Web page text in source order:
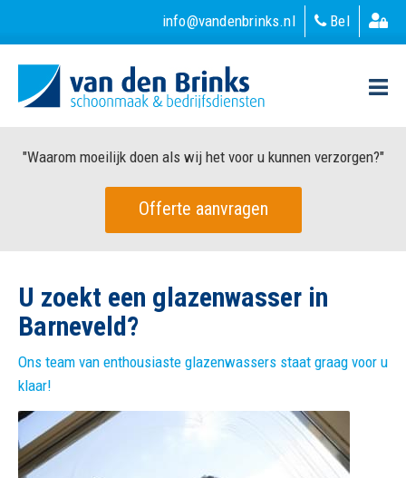
Bel
info@vandenbrinks.nl
"Waarom moeilijk doen als wij het voor u kunnen verzorgen?"
Offerte aanvragen
U zoekt een glazenwasser in
Barneveld?
Ons team van enthousiaste glazenwassers staat graag voor u
klaar!